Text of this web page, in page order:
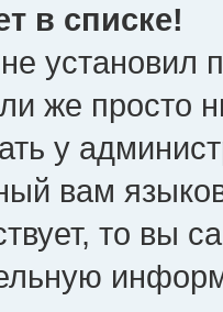
в списке!
установил
же просто
у
вам
то вы